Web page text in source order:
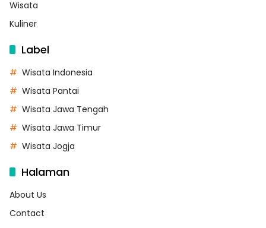
Wisata
Kuliner
Label
Wisata Indonesia
Wisata Pantai
Wisata Jawa Tengah
Wisata Jawa Timur
Wisata Jogja
Halaman
About Us
Contact